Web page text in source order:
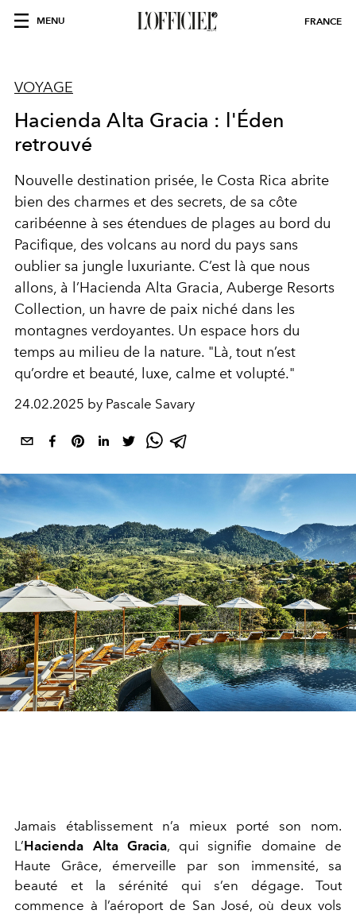
MENU FRANCE
VOYAGE
Hacienda Alta Gracia : l'Éden
retrouvé
Nouvelle destination prisée, le Costa Rica abrite
bien des charmes et des secrets, de sa côte
caribéenne à ses étendues de plages au bord du
Pacifique, des volcans au nord du pays sans
oublier sa jungle luxuriante. C’est là que nous
allons, à l’Hacienda Alta Gracia, Auberge Resorts
Collection, un havre de paix niché dans les
montagnes verdoyantes. Un espace hors du
temps au milieu de la nature. "Là, tout n’est
qu’ordre et beauté, luxe, calme et volupté."
24.02.2025 by Pascale Savary
Jamais établissement n’a mieux porté son nom.
L’Hacienda Alta Gracia, qui signifie domaine de
Haute Grâce, émerveille par son immensité, sa
beauté et la sérénité qui s’en dégage. Tout
commence à l’aéroport de San José, où deux vols